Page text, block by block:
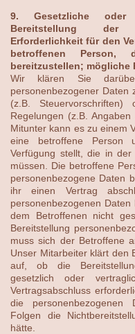
9. Gesetzliche oder
Bereitstellung der
Erforderlichkeit für den
betroffenen Person,
bereitzustellen; mögliche
Wir klären Sie
personenbezogener Daten
(z.B.
Regelungen (z.B.
Mitunter kann es zu einem
eine betroffene Person
Verfügung stellt, die in
müssen. Die betroffene
personenbezogene Daten
ihr einen Vertrag
personenbezogenen
dem Betroffenen nicht
Bereitstellung
muss sich der Betroffene
Unser Mitarbeiter klärt den
auf, ob die
gesetzlich oder
Vertragsabschluss
die personenbezogenen
Folgen die
hätte.